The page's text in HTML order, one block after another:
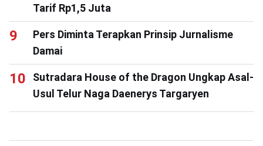
Tarif Rp1,5 Juta
Pers Diminta Terapkan Prinsip Jurnalisme
Damai
Sutradara House of the Dragon Ungkap Asal-
Usul Telur Naga Daenerys Targaryen